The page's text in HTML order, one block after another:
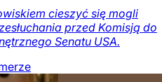
cieszyć się mogli
przed Komisją do
Senatu USA.